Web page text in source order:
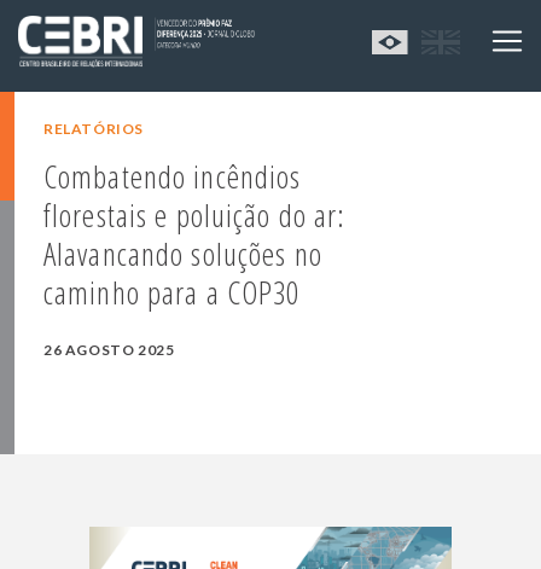
RELATÓRIOS
Combatendo incêndios
florestais e poluição do ar:
Alavancando soluções no
caminho para a COP30
26 AGOSTO 2025